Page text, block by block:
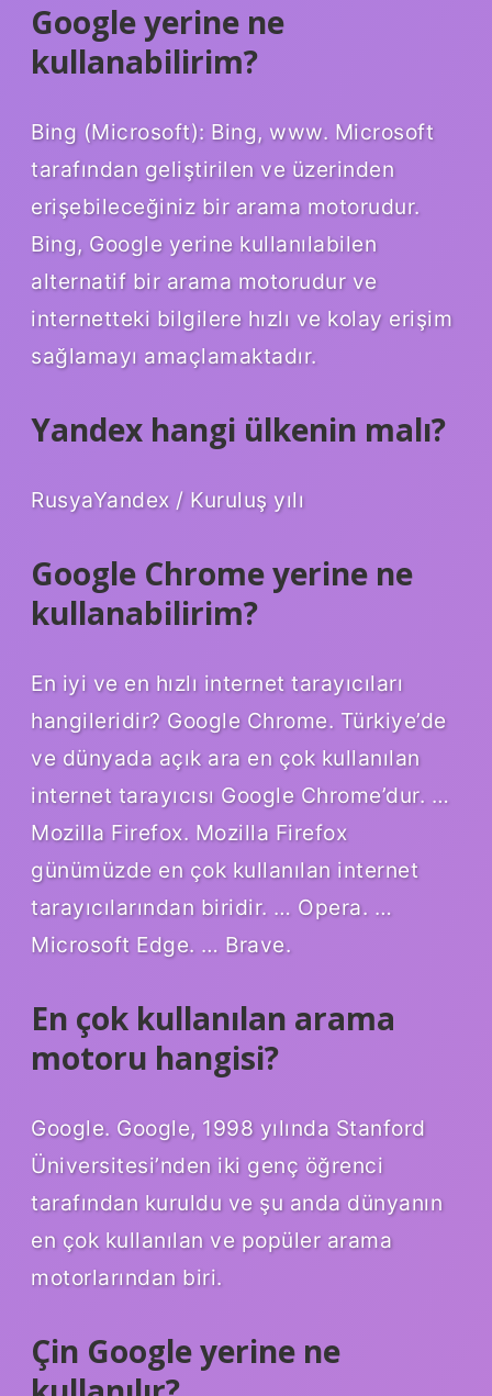
Google yerine ne
kullanabilirim?
Bing (Microsoft): Bing, www. Microsoft
tarafından geliştirilen ve üzerinden
erişebileceğiniz bir arama motorudur.
Bing, Google yerine kullanılabilen
alternatif bir arama motorudur ve
internetteki bilgilere hızlı ve kolay erişim
sağlamayı amaçlamaktadır.
Yandex hangi ülkenin malı?
RusyaYandex / Kuruluş yılı
Google Chrome yerine ne
kullanabilirim?
En iyi ve en hızlı internet tarayıcıları
hangileridir? Google Chrome. Türkiye’de
ve dünyada açık ara en çok kullanılan
internet tarayıcısı Google Chrome’dur. …
Mozilla Firefox. Mozilla Firefox
günümüzde en çok kullanılan internet
tarayıcılarından biridir. … Opera. …
Microsoft Edge. … Brave.
En çok kullanılan arama
motoru hangisi?
Google. Google, 1998 yılında Stanford
Üniversitesi’nden iki genç öğrenci
tarafından kuruldu ve şu anda dünyanın
en çok kullanılan ve popüler arama
motorlarından biri.
Çin Google yerine ne